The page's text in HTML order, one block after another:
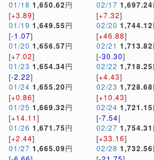
01/18 1,650.62円
[+3.89]
01/19 1,649.55円
[-1.07]
01/20 1,656.57円
[+7.02]
01/23 1,654.34円
[-2.22]
01/24 1,655.20円
[+0.86]
01/25 1,669.32円
[+14.11]
01/26 1,671.75円
[+2.44]
01/27 1,665.09円
02/17 1,697.24
[+7.32]
02/20 1,744.12
[+46.88]
02/21 1,713.82
[-30.30]
02/22 1,718.25
[+4.43]
02/23 1,728.68
[+10.43]
02/24 1,721.15
[-7.54]
02/27 1,754.31
[+33.16]
02/28 1,732.56